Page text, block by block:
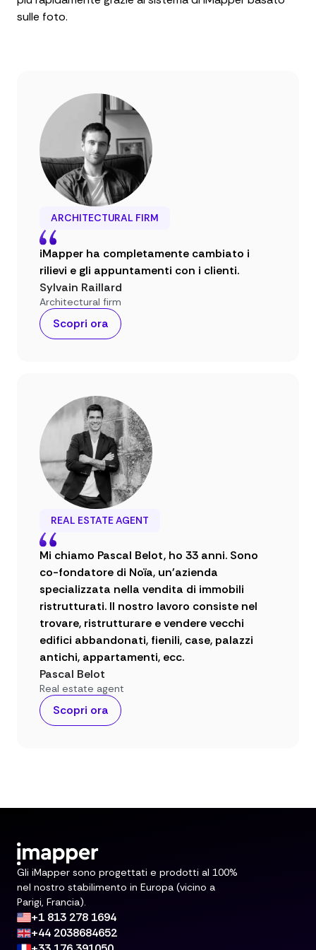
sulle foto.
ARCHITECTURAL FIRM
iMapper ha completamente cambiato i
rilievi e gli appuntamenti con i clienti.
Sylvain Raillard
Architectural firm
Scopri ora
REAL ESTATE AGENT
Mi chiamo Pascal Belot, ho 33 anni. Sono
co-fondatore di Noïa, un'azienda
specializzata nella vendita di immobili
ristrutturati. Il nostro lavoro consiste nel
trovare, ristrutturare e vendere vecchi
edifici abbandonati, fienili, case, palazzi
antichi, appartamenti, ecc.
Pascal Belot
Real estate agent
Scopri ora
Gli iMapper sono progettati e prodotti al 100%
nel nostro stabilimento in Europa (vicino a
Parigi, Francia).
+1 813 278 1694
+44 2038684652